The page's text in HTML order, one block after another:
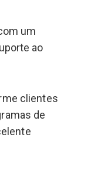
um
ao
clientes
de